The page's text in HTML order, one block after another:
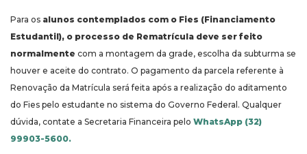
Para os alunos contemplados com o Fies (Financiamento
Estudantil), o processo de Rematrícula deve ser feito
normalmente com a montagem da grade, escolha da subturma se
houver e aceite do contrato. O pagamento da parcela referente à
Renovação da Matrícula será feita após a realização do aditamento
do Fies pelo estudante no sistema do Governo Federal. Qualquer
dúvida, contate a Secretaria Financeira pelo WhatsApp (32)
99903-5600.